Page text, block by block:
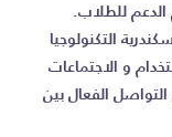
الدعم للطلاب.
التكنولوجيا
و الاجتماعات
الفعال بين